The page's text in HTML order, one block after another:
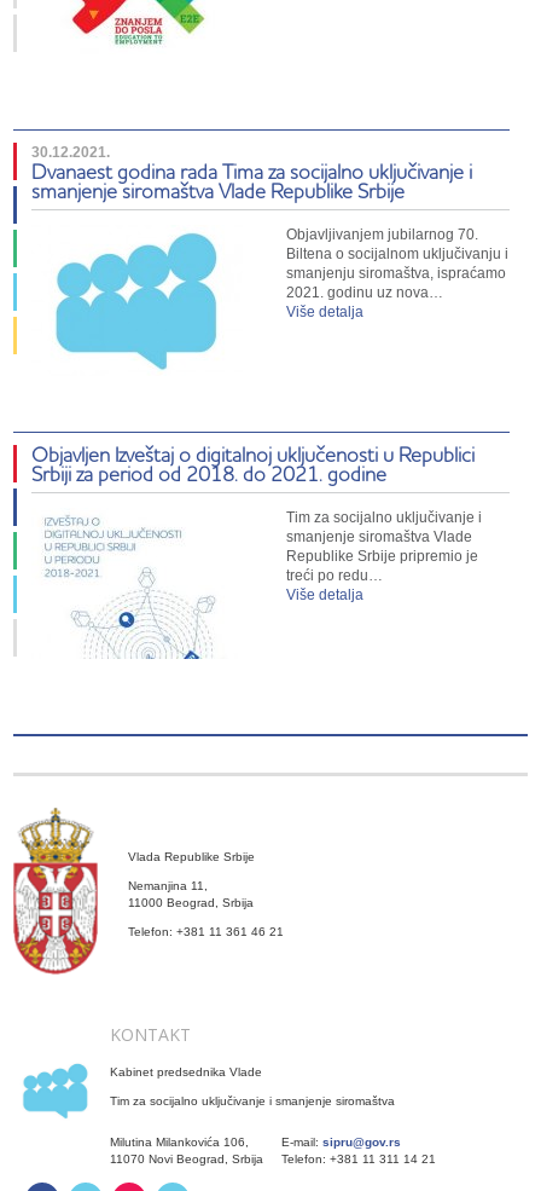
30.12.2021.
Dvanaest godina rada Tima za socijalno uključivanje i
smanjenje siromaštva Vlade Republike Srbije
Objavljivanjem jubilarnog 70.
Biltena o socijalnom uključivanju i
smanjenju siromaštva, ispraćamo
2021. godinu uz nova…
Više detalja
Objavljen Izveštaj o digitalnoj uključenosti u Republici
Srbiji za period od 2018. do 2021. godine
Tim za socijalno uključivanje i
smanjenje siromaštva Vlade
Republike Srbije pripremio je
treći po redu…
Više detalja
Vlada Republike Srbije
Nemanjina 11,
11000 Beograd, Srbija
Telefon: +381 11 361 46 21
KONTAKT
Kabinet predsednika Vlade
Tim za socijalno uključivanje i smanjenje siromaštva
Milutina Milankovića 106,
11070 Novi Beograd, Srbija
E-mail:sipru@gov.rs
Telefon: +381 11 311 14 21